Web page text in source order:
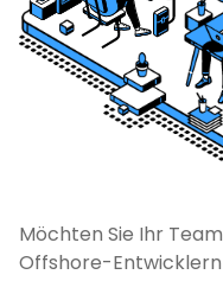
Möchten Sie Ihr
Offshore-Entwicklern